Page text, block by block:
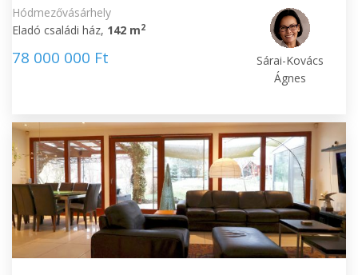
Hódmezővásárhely
Eladó családi ház, 142 m2
78 000 000 Ft
Sárai-Kovács
Ágnes